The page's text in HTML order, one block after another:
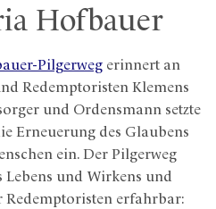
Hofbauer
Pilgerweg erinnert an
Redemptoristen Klemens
und Ordensmann setzte
Erneuerung des Glaubens
ein. Der Pilgerweg
Lebens und Wirkens und
erfahrbar: